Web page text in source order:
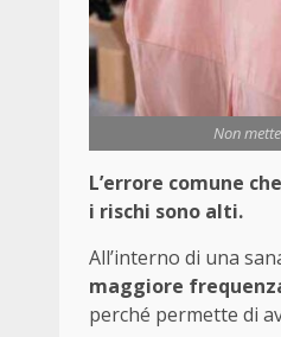
Non
L’errore comune
i rischi sono alti.
All’interno di una
maggiore
perché permette di